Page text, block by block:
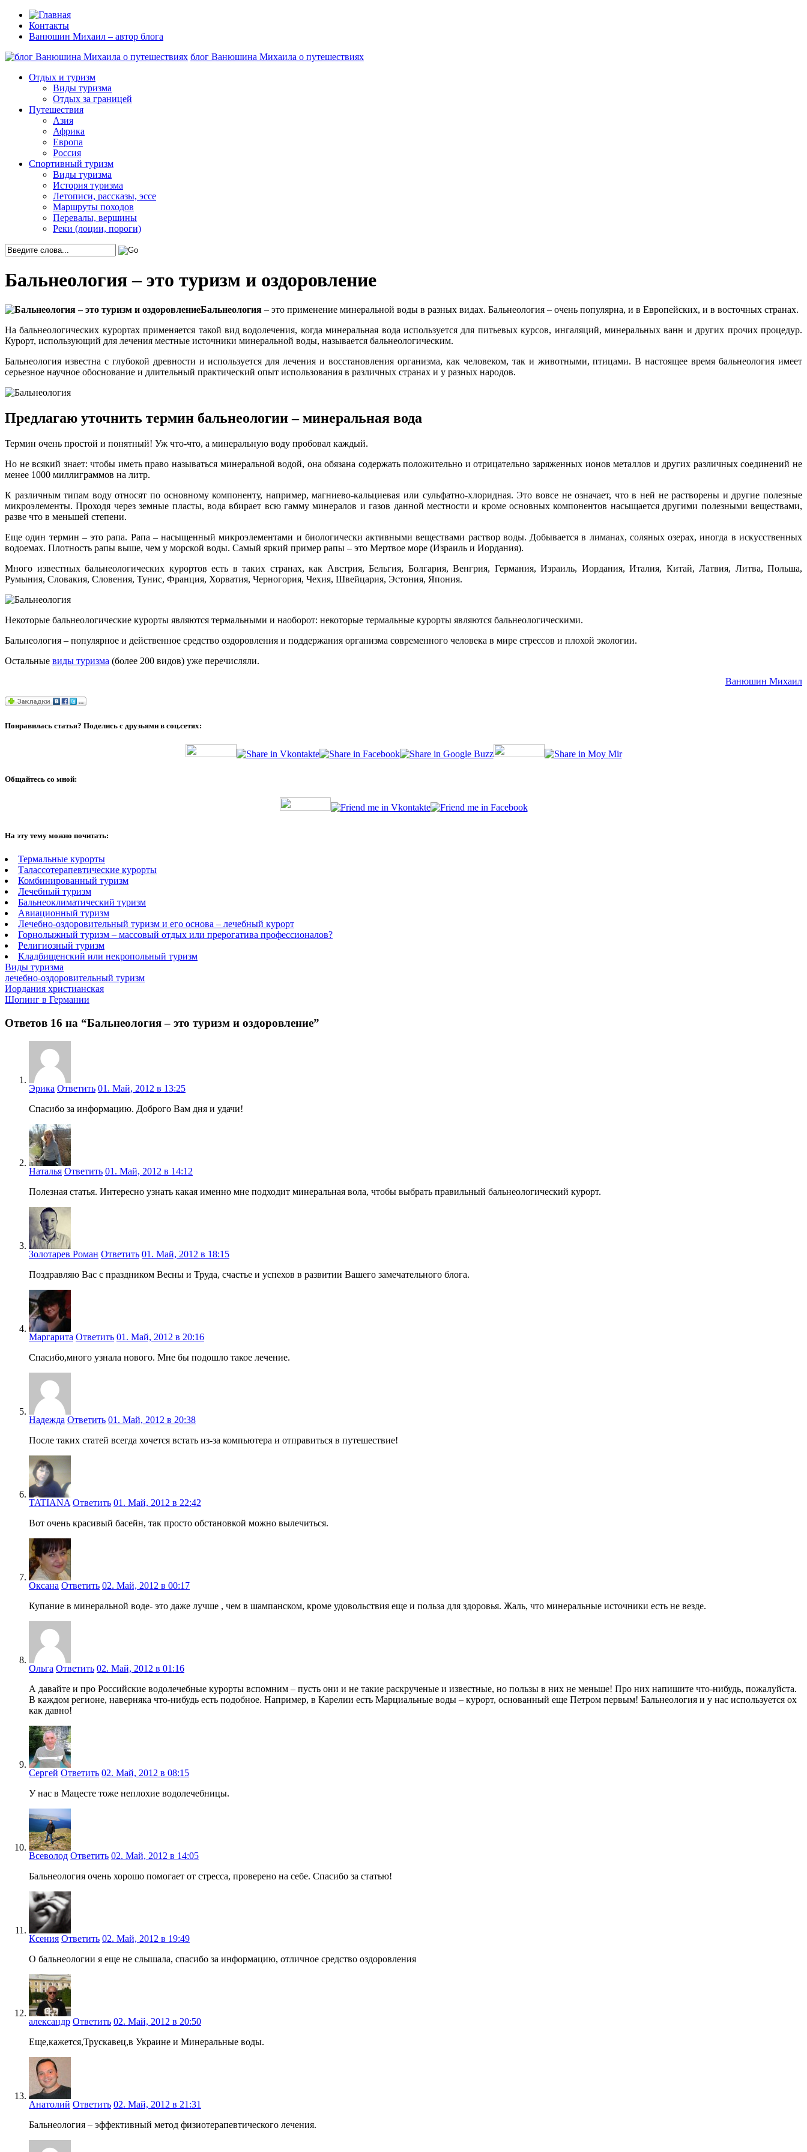
Контакты
Ванюшин Михаил – автор блога
блог Ванюшина Михаила о путешествиях
Отдых и туризм
Виды туризма
Отдых за границей
Путешествия
Азия
Африка
Европа
Россия
Спортивный туризм
Виды туризма
История туризма
Летописи, рассказы, эссе
Маршруты походов
Перевалы, вершины
Реки (лоции, пороги)
Бальнеология – это туризм и оздоровление
Бальнеология – это применение минеральной воды в разных видах. Бальнеология – очень популярна, и в Европейских, и в восточных странах.
На бальнеологических курортах применяется такой вид водолечения, когда минеральная вода используется для питьевых курсов, ингаляций, минеральных ванн и других прочих процедур.
Курорт, использующий для лечения местные источники минеральной воды, называется бальнеологическим.
Бальнеология известна с глубокой древности и используется для лечения и восстановления организма, как человеком, так и животными, птицами. В настоящее время бальнеология имеет
серьезное научное обоснование и длительный практический опыт использования в различных странах и у разных народов.
Предлагаю уточнить термин бальнеологии – минеральная вода
Термин очень простой и понятный! Уж что-что, а минеральную воду пробовал каждый.
Но не всякий знает: чтобы иметь право называться минеральной водой, она обязана содержать положительно и отрицательно заряженных ионов металлов и других различных соединений не
менее 1000 миллиграммов на литр.
К различным типам воду относят по основному компоненту, например, магниево-кальциевая или сульфатно-хлоридная. Это вовсе не означает, что в ней не растворены и другие полезные
микроэлементы. Проходя через земные пласты, вода вбирает всю гамму минералов и газов данной местности и кроме основных компонентов насыщается другими полезными веществами,
разве что в меньшей степени.
Еще один термин – это рапа. Рапа – насыщенный микроэлементами и биологически активными веществами раствор воды. Добывается в лиманах, соляных озерах, иногда в искусственных
водоемах. Плотность рапы выше, чем у морской воды. Самый яркий пример рапы – это Мертвое море (Израиль и Иордания).
Много известных бальнеологических курортов есть в таких странах, как Австрия, Бельгия, Болгария, Венгрия, Германия, Израиль, Иордания, Италия, Китай, Латвия, Литва, Польша,
Румыния, Словакия, Словения, Тунис, Франция, Хорватия, Черногория, Чехия, Швейцария, Эстония, Япония.
Некоторые бальнеологические курорты являются термальными и наоборот: некоторые термальные курорты являются бальнеологическими.
Бальнеология – популярное и действенное средство оздоровления и поддержания организма современного человека в мире стрессов и плохой экологии.
Остальные виды туризма (более 200 видов) уже перечисляли.
Ванюшин Михаил
Понравилась статья? Поделись с друзьями в соц.сетях:
Общайтесь со мной:
На эту тему можно почитать:
Термальные курорты
Талассотерапевтические курорты
Комбинированный туризм
Лечебный туризм
Бальнеоклиматический туризм
Авиационный туризм
Лечебно-оздоровительный туризм и его основа – лечебный курорт
Горнолыжный туризм – массовый отдых или прерогатива профессионалов?
Религиозный туризм
Кладбищенский или некропольный туризм
Виды туризма
лечебно-оздоровительный туризм
Иордания христианская
Шопинг в Германии
Ответов 16 на “Бальнеология – это туризм и оздоровление”
Эрика Ответить 01. Май, 2012 в 13:25
Спасибо за информацию. Доброго Вам дня и удачи!
Наталья Ответить 01. Май, 2012 в 14:12
Полезная статья. Интересно узнать какая именно мне подходит минеральная вола, чтобы выбрать правильный бальнеологический курорт.
Золотарев Роман Ответить 01. Май, 2012 в 18:15
Поздравляю Вас с праздником Весны и Труда, счастье и успехов в развитии Вашего замечательного блога.
Маргарита Ответить 01. Май, 2012 в 20:16
Спасибо,много узнала нового. Мне бы подошло такое лечение.
Надежда Ответить 01. Май, 2012 в 20:38
После таких статей всегда хочется встать из-за компьютера и отправиться в путешествие!
TATIANA Ответить 01. Май, 2012 в 22:42
Вот очень красивый басейн, так просто обстановкой можно вылечиться.
Оксана Ответить 02. Май, 2012 в 00:17
Купание в минеральной воде- это даже лучше , чем в шампанском, кроме удовольствия еще и польза для здоровья. Жаль, что минеральные источники есть не везде.
Ольга Ответить 02. Май, 2012 в 01:16
А давайте и про Российские водолечебные курорты вспомним – пусть они и не такие раскрученые и известные, но пользы в них не меньше! Про них напишите что-нибудь, пожалуйста.
В каждом регионе, наверняка что-нибудь есть подобное. Например, в Карелии есть Марциальные воды – курорт, основанный еще Петром первым! Бальнеология и у нас используется ох
как давно!
Сергей Ответить 02. Май, 2012 в 08:15
У нас в Мацесте тоже неплохие водолечебницы.
Всеволод Ответить 02. Май, 2012 в 14:05
Бальнеология очень хорошо помогает от стресса, проверено на себе. Спасибо за статью!
Ксения Ответить 02. Май, 2012 в 19:49
О бальнеологии я еще не слышала, спасибо за информацию, отличное средство оздоровления
александр Ответить 02. Май, 2012 в 20:50
Еще,кажется,Трускавец,в Украине и Минеральные воды.
Анатолий Ответить 02. Май, 2012 в 21:31
Бальнеология – эффективный метод физиотерапевтического лечения.